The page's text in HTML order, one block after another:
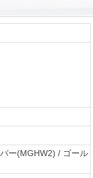
ー(MGHW2) / ゴール